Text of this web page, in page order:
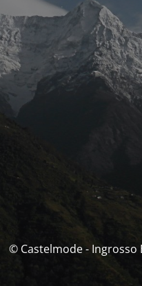
© Castelmode -